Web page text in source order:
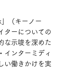
（キーノー
ターについての
な示唆を深めた
インターミディ
い働きかけを実